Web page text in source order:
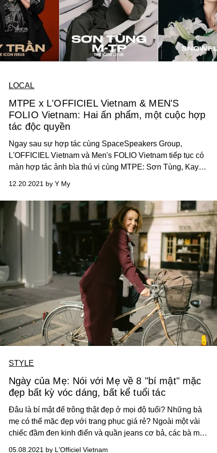
LOCAL
MTPE x L'OFFICIEL Vietnam & MEN'S
FOLIO Vietnam: Hai ấn phẩm, một cuộc hợp
tác độc quyền
Ngay sau sự hợp tác cùng SpaceSpeakers Group,
L'OFFICIEL Vietnam và Men's FOLIO Vietnam tiếp tục có
màn hợp tác ảnh bìa thú vị cùng MTPE: Sơn Tùng, Kay
12.20.2021 by Y My
STYLE
Ngày của Mẹ: Nói với Mẹ về 8 "bí mật" mặc
đẹp bất kỳ vóc dáng, bất kể tuổi tác
Đâu là bí mật để trông thật đẹp ở mọi độ tuổi? Những bà
mẹ có thể mặc đẹp với trang phục giá rẻ? Ngoài một vài
chiếc đầm đen kinh điển và quần jeans cơ bả, các bà mẹ
05.08.2021 by L'Officiel Vietnam